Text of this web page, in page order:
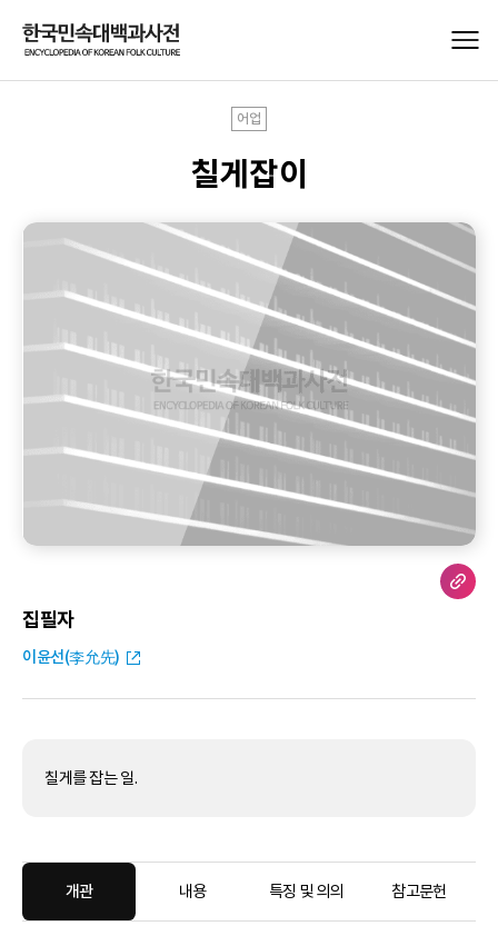
어업
칠게잡이
집필자
이윤선(李允先)
칠게를 잡는 일.
개관 내용 특징 및 의의 참고문헌